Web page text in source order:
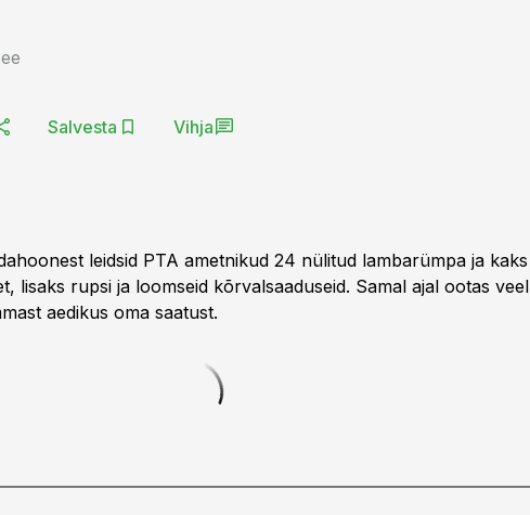
Salvesta Vihja
leidsid PTA ametnikud 24 nülitud lambarümpa ja kaks
lisaks rupsi ja loomseid kõrvalsaaduseid. Samal ajal ootas veel
aedikus oma saatust.